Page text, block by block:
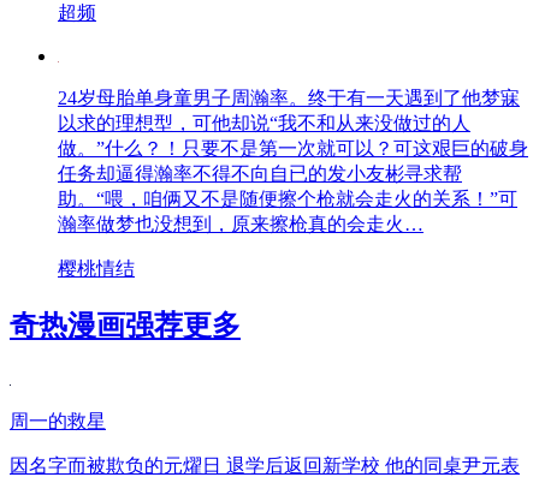
超频
24岁母胎单身童男子周瀚率。终于有一天遇到了他梦寐
以求的理想型，可他却说“我不和从来没做过的人
做。”什么？！只要不是第一次就可以？可这艰巨的破身
任务却逼得瀚率不得不向自已的发小友彬寻求帮
助。“喂，咱俩又不是随便擦个枪就会走火的关系！”可
瀚率做梦也没想到，原来擦枪真的会走火…
樱桃情结
奇热漫画强荐更多
周一的救星
因名字而被欺负的元燿日 退学后返回新学校 他的同桌尹元表